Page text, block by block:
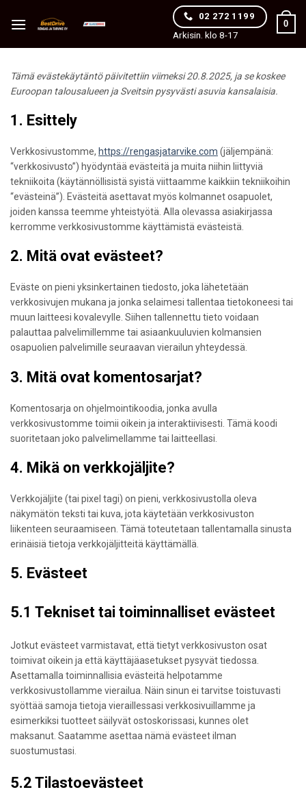
02 272 1199
Arkisin. klo 8-17
0
Tämä evästekäytäntö päivitettiin viimeksi 20.8.2025, ja se koskee
Euroopan talousalueen ja Sveitsin pysyvästi asuvia kansalaisia.
1. Esittely
Verkkosivustomme, https://rengasjatarvike.com (jäljempänä:
“verkkosivusto”) hyödyntää evästeitä ja muita niihin liittyviä
tekniikoita (käytännöllisistä syistä viittaamme kaikkiin tekniikoihin
“evästeinä”). Evästeitä asettavat myös kolmannet osapuolet,
joiden kanssa teemme yhteistyötä. Alla olevassa asiakirjassa
kerromme verkkosivustomme käyttämistä evästeistä.
2. Mitä ovat evästeet?
Eväste on pieni yksinkertainen tiedosto, joka lähetetään
verkkosivujen mukana ja jonka selaimesi tallentaa tietokoneesi tai
muun laitteesi kovalevylle. Siihen tallennettu tieto voidaan
palauttaa palvelimillemme tai asiaankuuluvien kolmansien
osapuolien palvelimille seuraavan vierailun yhteydessä.
3. Mitä ovat komentosarjat?
Komentosarja on ohjelmointikoodia, jonka avulla
verkkosivustomme toimii oikein ja interaktiivisesti. Tämä koodi
suoritetaan joko palvelimellamme tai laitteellasi.
4. Mikä on verkkojäljite?
Verkkojäljite (tai pixel tagi) on pieni, verkkosivustolla oleva
näkymätön teksti tai kuva, jota käytetään verkkosivuston
liikenteen seuraamiseen. Tämä toteutetaan tallentamalla sinusta
erinäisiä tietoja verkkojäljitteitä käyttämällä.
5. Evästeet
5.1 Tekniset tai toiminnalliset evästeet
Jotkut evästeet varmistavat, että tietyt verkkosivuston osat
toimivat oikein ja että käyttäjäasetukset pysyvät tiedossa.
Asettamalla toiminnallisia evästeitä helpotamme
verkkosivustollamme vierailua. Näin sinun ei tarvitse toistuvasti
syöttää samoja tietoja vieraillessasi verkkosivuillamme ja
esimerkiksi tuotteet säilyvät ostoskorissasi, kunnes olet
maksanut. Saatamme asettaa nämä evästeet ilman
suostumustasi.
5.2 Tilastoevästeet